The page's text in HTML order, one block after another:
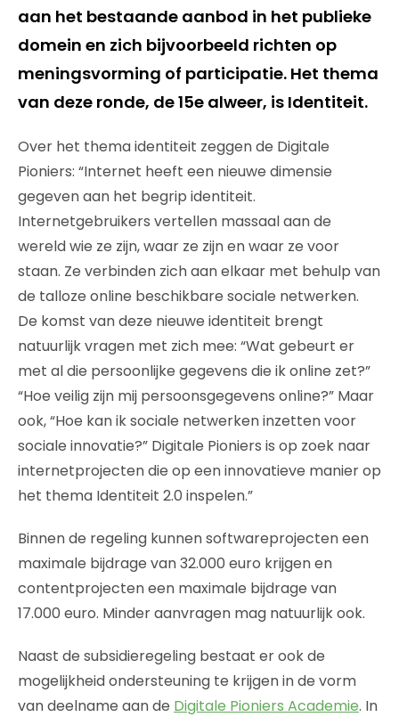
aan het bestaande aanbod in het publieke
domein en zich bijvoorbeeld richten op
meningsvorming of participatie. Het thema
van deze ronde, de 15e alweer, is Identiteit.
Over het thema identiteit zeggen de Digitale
Pioniers: “Internet heeft een nieuwe dimensie
gegeven aan het begrip identiteit.
Internetgebruikers vertellen massaal aan de
wereld wie ze zijn, waar ze zijn en waar ze voor
staan. Ze verbinden zich aan elkaar met behulp van
de talloze online beschikbare sociale netwerken.
De komst van deze nieuwe identiteit brengt
natuurlijk vragen met zich mee: “Wat gebeurt er
met al die persoonlijke gegevens die ik online zet?”
“Hoe veilig zijn mij persoonsgegevens online?” Maar
ook, “Hoe kan ik sociale netwerken inzetten voor
sociale innovatie?” Digitale Pioniers is op zoek naar
internetprojecten die op een innovatieve manier op
het thema Identiteit 2.0 inspelen.”
Binnen de regeling kunnen softwareprojecten een
maximale bijdrage van 32.000 euro krijgen en
contentprojecten een maximale bijdrage van
17.000 euro. Minder aanvragen mag natuurlijk ook.
Naast de subsidieregeling bestaat er ook de
mogelijkheid ondersteuning te krijgen in de vorm
van deelname aan de Digitale Pioniers Academie. In